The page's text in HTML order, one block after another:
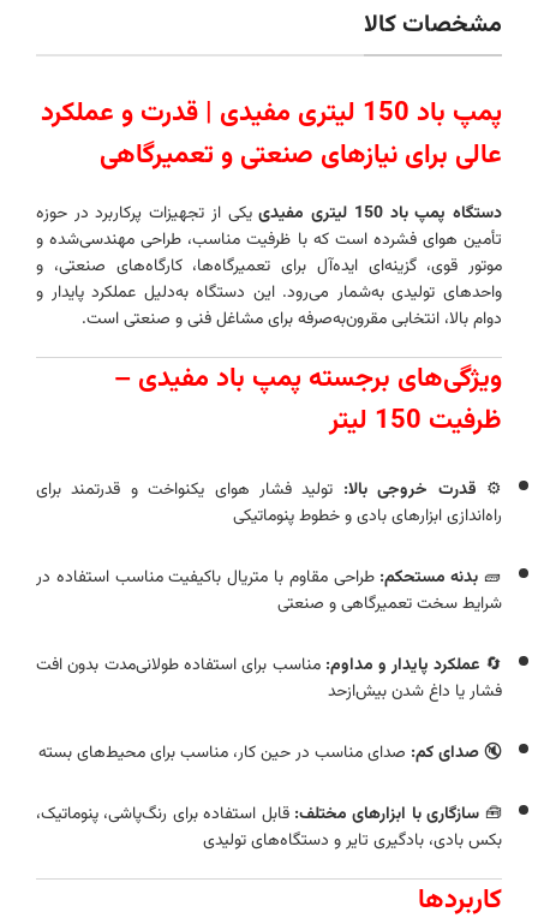
مشخصات کالا
پمپ باد 150 لیتری مفیدی | قدرت و عملکرد
عالی برای نیازهای صنعتی و تعمیرگاهی
دستگاه پمپ باد 150 لیتری مفیدی
یکی از تجهیزات پرکاربرد در حوزه
تأمین هوای فشرده است که با ظرفیت مناسب، طراحی مهندسی‌شده و
موتور قوی، گزینه‌ای ایده‌آل برای تعمیرگاه‌ها، کارگاه‌های صنعتی، و
واحدهای تولیدی به‌شمار می‌رود. این دستگاه به‌دلیل عملکرد پایدار و
دوام بالا، انتخابی مقرون‌به‌صرفه برای مشاغل فنی و صنعتی است.
ویژگی‌های برجسته پمپ باد مفیدی –
ظرفیت 150 لیتر
⚙️ قدرت خروجی بالا: تولید فشار هوای یکنواخت و قدرتمند برای
راه‌اندازی ابزارهای بادی و خطوط پنوماتیکی
🧱 بدنه مستحکم: طراحی مقاوم با متریال باکیفیت مناسب استفاده در
شرایط سخت تعمیرگاهی و صنعتی
🔄 عملکرد پایدار و مداوم: مناسب برای استفاده طولانی‌مدت بدون افت
فشار یا داغ شدن بیش‌ازحد
🔇صدای کم: صدای مناسب در حین کار، مناسب برای محیط‌های بسته
🧰 سازگاری با ابزارهای مختلف: قابل استفاده برای رنگ‌پاشی، پنوماتیک،
بکس بادی، بادگیری تایر و دستگاه‌های تولیدی
کاربردها